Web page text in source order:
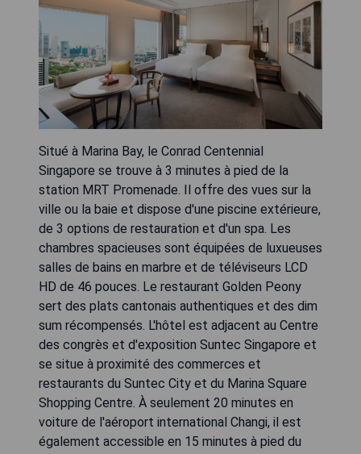
Situé à Marina Bay, le Conrad Centennial
Singapore se trouve à 3 minutes à pied de la
station MRT Promenade. Il offre des vues sur la
ville ou la baie et dispose d'une piscine extérieure,
de 3 options de restauration et d'un spa. Les
chambres spacieuses sont équipées de luxueuses
salles de bains en marbre et de téléviseurs LCD
HD de 46 pouces. Le restaurant Golden Peony
sert des plats cantonais authentiques et des dim
sum récompensés. L'hôtel est adjacent au Centre
des congrès et d'exposition Suntec Singapore et
se situe à proximité des commerces et
restaurants du Suntec City et du Marina Square
Shopping Centre. À seulement 20 minutes en
voiture de l'aéroport international Changi, il est
également accessible en 15 minutes à pied du